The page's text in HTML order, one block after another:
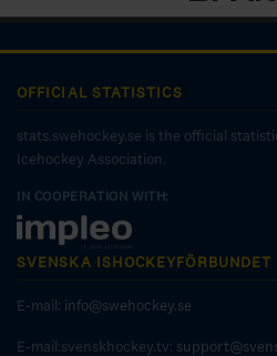
OFFICIAL STATISTICS
stats.swehockey.se is the official
Icehockey Association.
IN COOPERATION WITH:
SVENSKA ISHOCKEYFÖRBUNDET
E-mail: info@swehockey.se
E-mail:svenskhockey.tv: